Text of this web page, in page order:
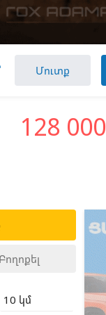
Մուտք
128 000
Բողոքել
10 կմ